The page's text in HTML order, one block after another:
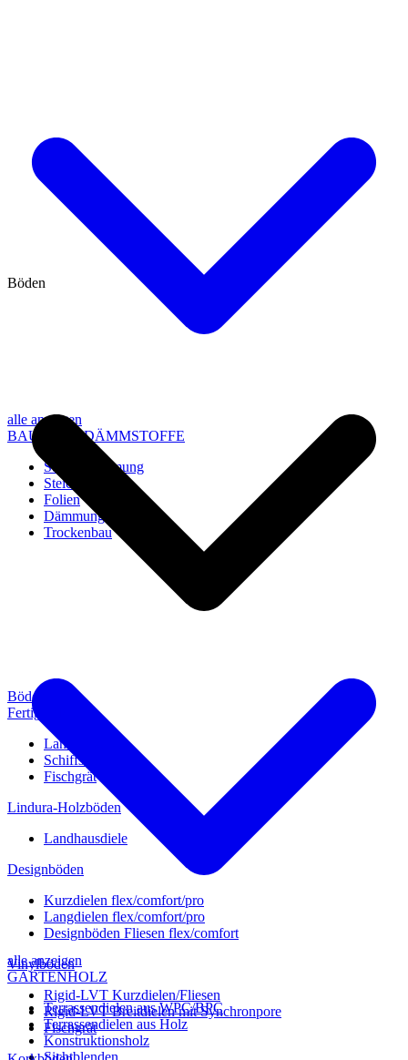
alle anzeigen
BAU- UND DÄMMSTOFFE
Steico Dämmung
Steico Zubehör
Folien
Dämmung
Trockenbau
alle anzeigen
GARTENHOLZ
Terrassendielen aus WPC/BPC
Terrassendielen aus Holz
Konstruktionsholz
Sichtblenden
Böden
Böden
Fertigparkett
Landhausdiele
Schiffsboden
Fischgrät
Lindura-Holzböden
Landhausdiele
Designböden
Kurzdielen flex/comfort/pro
Langdielen flex/comfort/pro
Designböden Fliesen flex/comfort
Vinylböden
Rigid-LVT Kurzdielen/Fliesen
Rigid-LVT Breitdielen mit Synchronpore
Fischgrät